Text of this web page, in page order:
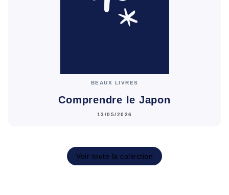
BEAUX LIVRES
Comprendre le Japon
13/05/2026
Voir toute la collection